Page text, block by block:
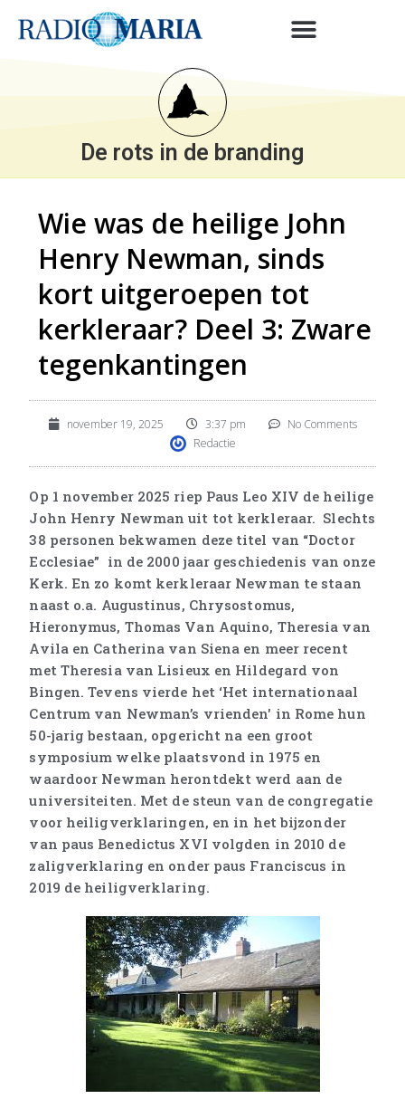
De rots in de branding
Wie was de heilige John
Henry Newman, sinds
kort uitgeroepen tot
kerkleraar? Deel 3: Zware
tegenkantingen
november 19, 2025 3:37 pm
No Comments
Redactie
Op 1 november 2025 riep Paus Leo XIV de heilige
John Henry Newman uit tot kerkleraar. Slechts
38 personen bekwamen deze titel van “Doctor
Ecclesiae” in de 2000 jaar geschiedenis van onze
Kerk. En zo komt kerkleraar Newman te staan
naast o.a. Augustinus, Chrysostomus,
Hieronymus, Thomas Van Aquino, Theresia van
Avila en Catherina van Siena en meer recent
met Theresia van Lisieux en Hildegard von
Bingen. Tevens vierde het ‘Het internationaal
Centrum van Newman’s vrienden' in Rome hun
50-jarig bestaan, opgericht na een groot
symposium welke plaatsvond in 1975 en
waardoor Newman herontdekt werd aan de
universiteiten. Met de steun van de congregatie
voor heiligverklaringen, en in het bijzonder
van paus Benedictus XVI volgden in 2010 de
zaligverklaring en onder paus Franciscus in
2019 de heiligverklaring.